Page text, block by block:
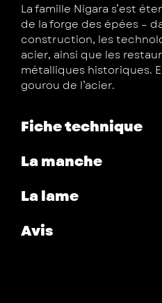
La famille Nigara s’est
de la forge des épées –
construction, les
acier, ainsi que les
métalliques historiques.
gourou de l’acier.
Fiche technique
La manche
La lame
Avis